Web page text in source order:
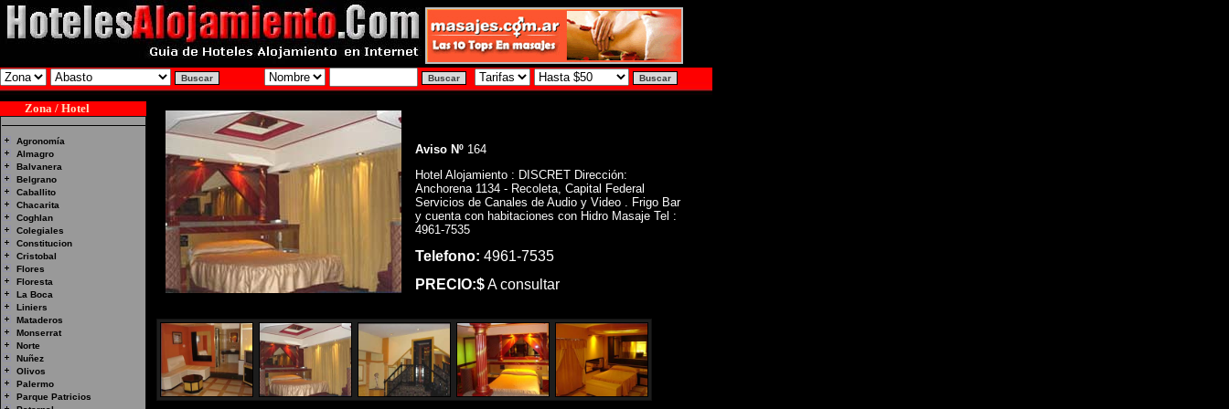
Zona / Hotel
Agronomía
Almagro
Balvanera
Belgrano
Caballito
Chacarita
Coghlan
Colegiales
Constitucion
Cristobal
Flores
Floresta
La Boca
Liniers
Mataderos
Monserrat
Norte
Nuñez
Olivos
Palermo
Parque Patricios
Aviso Nº 164
Hotel Alojamiento : DISCRET Dirección:
Anchorena 1134 - Recoleta, Capital Federal
Servicios de Canales de Audio y Video . Frigo Bar
y cuenta con habitaciones con Hidro Masaje Tel :
4961-7535
Telefono: 4961-7535
PRECIO:$A consultar